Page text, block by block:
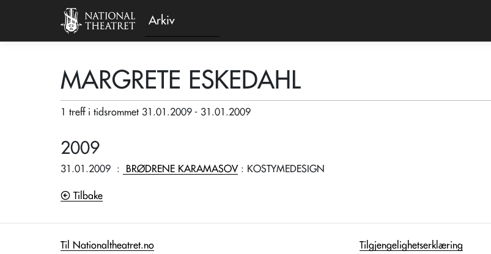
Arkiv
MARGRETE ESKEDAHL
1 treff i tidsrommet 31.01.2009 - 31.01.2009
2009
31.01.2009 : BRØDRENE KARAMASOV : KOSTYMEDESIGN
Tilbake
Til Nationaltheatret.no Tilgjengelighetserklæring